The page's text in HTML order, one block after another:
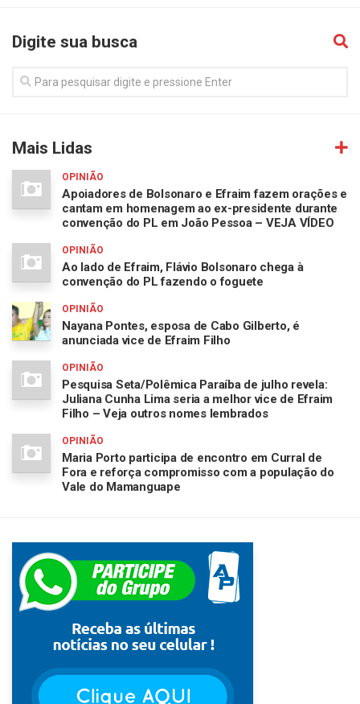
Digite sua busca
Mais Lidas
OPINIÃO
Apoiadores de Bolsonaro e Efraim fazem orações e
cantam em homenagem ao ex-presidente durante
convenção do PL em João Pessoa – VEJA VÍDEO
OPINIÃO
Ao lado de Efraim, Flávio Bolsonaro chega à
convenção do PL fazendo o foguete
OPINIÃO
Nayana Pontes, esposa de Cabo Gilberto, é
anunciada vice de Efraim Filho
OPINIÃO
Pesquisa Seta/Polêmica Paraíba de julho revela:
Juliana Cunha Lima seria a melhor vice de Efraim
Filho – Veja outros nomes lembrados
OPINIÃO
Maria Porto participa de encontro em Curral de
Fora e reforça compromisso com a população do
Vale do Mamanguape